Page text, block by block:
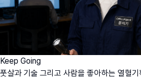
Keep Going
풋살과 기술 그리고 사람을 좋아하는 열혈